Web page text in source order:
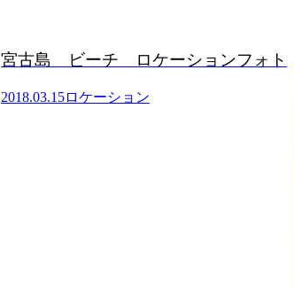
宮古島 ビーチ ロケーションフォト
2018.03.15ロケーション